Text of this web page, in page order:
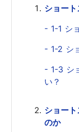
ショー
- 1-1 シ
- 1-2 シ
- 1-3 シ
い？
ショー
のか